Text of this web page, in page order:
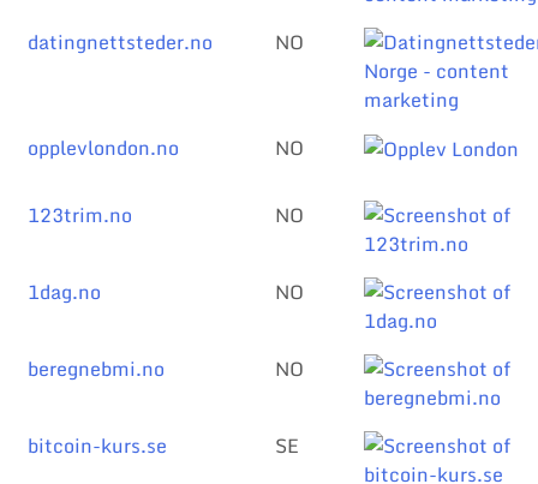
datingnettsteder.no NO
opplevlondon.no NO
123trim.no NO
1dag.no NO
beregnebmi.no NO
bitcoin-kurs.se SE